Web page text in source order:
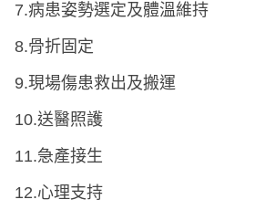
7.病患姿勢選定及體溫維持
8.骨折固定
9.現場傷患救出及搬運
10.送醫照護
11.急產接生
12.心理支持